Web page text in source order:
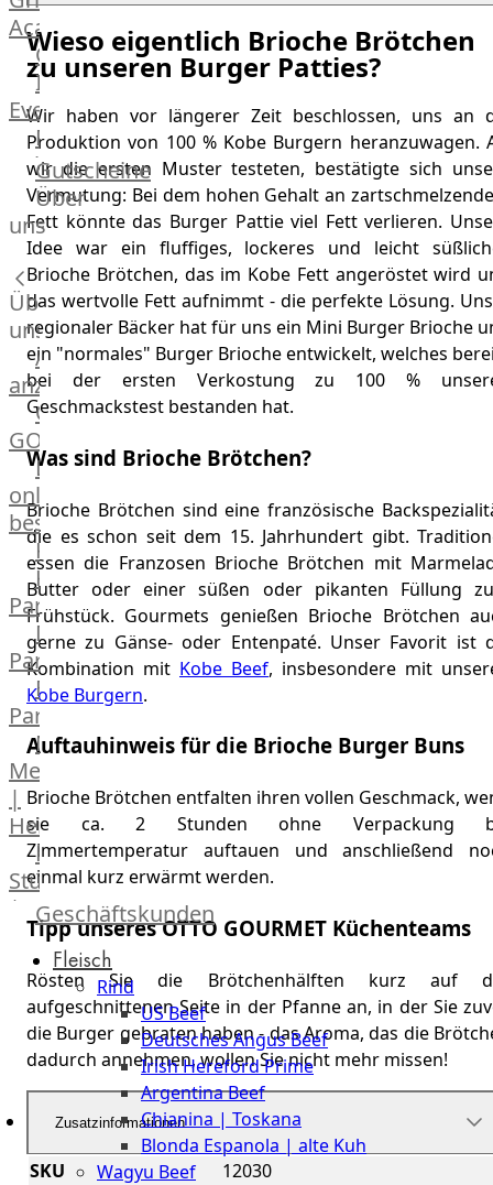
Academy
OTTO@Home
Individuelle
Events
Partner
Kalender
Gästehaus
Villa
Glanzstoff
Gutscheine
Über
uns
Über
uns
Alle
anzeigen
OTTO
GOURMET
Lebensmittel
online
bestellen
Karriere
Kochschul-
Partner
Depot-
Partner
Frischetheken-
Partner
Männer
Metzger
|
Heinsberg
Feinkost
Stüttgen
|
Düsseldorf
The
Meat
Club
Stuttgart
Geschäftskunden
Fleisch
Rind
US Beef
Deutsches Angus Beef
Irish Hereford Prime
Argentina Beef
Chianina | Toskana
Blonda Espanola | alte Kuh
Wagyu Beef
Wieso eigentlich Brioche Brötchen
zu unseren Burger Patties?
Wir haben vor längerer Zeit beschlossen, uns an
Produktion von 100 % Kobe Burgern heranzuwagen.
wir die ersten Muster testeten, bestätigte sich
Vermutung: Bei dem hohen Gehalt an
Fett könnte das Burger Pattie viel Fett verlieren.
Idee war ein fluffiges, lockeres und leicht
Brioche Brötchen, das im Kobe Fett angeröstet wird
das wertvolle Fett aufnimmt - die perfekte Lösung.
regionaler Bäcker hat für uns ein Mini Burger Brioche
ein "normales" Burger Brioche entwickelt, welches
bei der ersten Verkostung zu 100 %
Geschmackstest bestanden hat.
Was sind Brioche Brötchen?
Brioche Brötchen sind eine französische
die es schon seit dem 15. Jahrhundert gibt.
essen die Franzosen Brioche Brötchen mit
Butter oder einer süßen oder pikanten Füllung
Frühstück. Gourmets genießen Brioche Brötchen
gerne zu Gänse- oder Entenpaté. Unser Favorit ist
Kombination mit Kobe Beef, insbesondere mit
Kobe Burgern.
Auftauhinweis für die Brioche Burger Buns
Brioche Brötchen entfalten ihren vollen Geschmack,
sie ca. 2 Stunden ohne Verpackung
Zimmertemperatur auftauen und anschließend
einmal kurz erwärmt werden.
Tipp unseres OTTO GOURMET Küchenteams
Rösten Sie die Brötchenhälften kurz auf
aufgeschnittenen Seite in der Pfanne an, in der Sie
die Burger gebraten haben - das Aroma, das die
dadurch annehmen, wollen Sie nicht mehr missen!
Zusatzinformationen
SKU
12030